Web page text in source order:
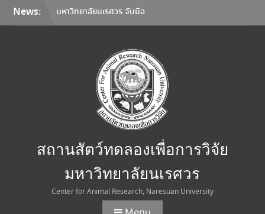
SkipNews:
มหาวิทยาลัยนเรศวร จับมือ
Korea Institute of
เชียงใหม่ ลงนาม MOU ยก
ระดับการวิจัยทดสอบความ
ปลอดภัยระดับก่อนคลินิกสู่
มาตรฐานสากล
การเลือกใช้อุปกรณ์คุ้มครอง
ความปลอดภัยส่วนบุคคล
(Personal Protective
Equipment: PPE)
ประกาศอัตราค่าบริการใหม่
สถานสัตว์ทดลองเพื่อการวิจัย
มหาวิทยาลัยนเรศวร
สถานสัตว์ทดลองเพื่อการวิจัย
มหาวิทยาลัยนเรศวร
Center for Animal Research, Naresuan University